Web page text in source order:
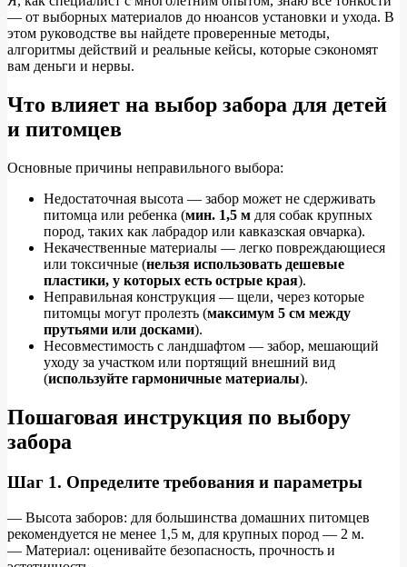
— от выборных материалов до нюансов установки и ухода. В
этом руководстве вы найдете проверенные методы,
алгоритмы действий и реальные кейсы, которые сэкономят
вам деньги и нервы.
Что влияет на выбор забора для детей
и питомцев
Основные причины неправильного выбора:
Недостаточная высота — забор может не сдерживать
питомца или ребенка (мин. 1,5 м для собак крупных
пород, таких как лабрадор или кавказская овчарка).
Некачественные материалы — легко повреждающиеся
или токсичные (нельзя использовать дешевые
пластики, у которых есть острые края).
Неправильная конструкция — щели, через которые
питомцы могут пролезть (максимум 5 см между
прутьями или досками).
Несовместимость с ландшафтом — забор, мешающий
уходу за участком или портящий внешний вид
(используйте гармоничные материалы).
Пошаговая инструкция по выбору
забора
Шаг 1. Определите требования и параметры
— Высота заборов: для большинства домашних питомцев
рекомендуется не менее 1,5 м, для крупных пород — 2 м.
— Материал: оценивайте безопасность, прочность и